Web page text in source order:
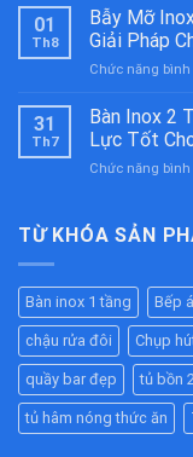
01
Th8
Bẫy Mỡ
Giải Pháp
Chức năng bình
31
Th7
Bàn Inox 2
Lực Tốt
Chức năng bình
TỪ KHÓA SẢN
Bàn inox 1 tầng Bếp
chậu rửa đôi Chụp
quầy bar đẹp tủ bồn
tủ hâm nóng thức ăn